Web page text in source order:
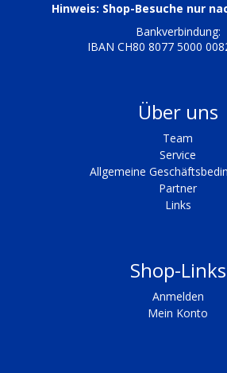
Hinweis: Shop-Besuche nur
Bankverbindung:
IBAN CH80 8077 5000
Über uns
Team
Service
Allgemeine
Partner
Links
Shop-Links
Anmelden
Mein Konto